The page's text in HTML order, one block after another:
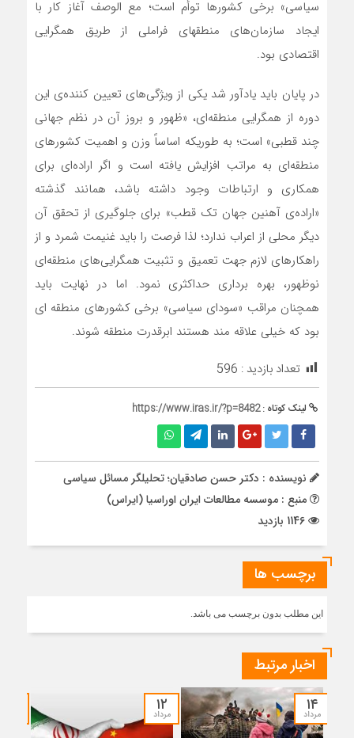
سیاسی» برخی کشورها توأم است؛ مع الوصف آغاز کار با
ایجاد سازمان‌های منطقه‏ای فراملی از طریق همگرایی
اقتصادی بود.
در پایان باید یادآور شد یکی از ویژگی‌های تعیین کننده‏‌ی‏ این
دوره از همگرایی منطقه‏‌ای، «ظهور و بروز آن در نظم جهانی
چند قطبی» است؛ به طوریکه اساساً وزن و اهمیت کشورهای
منطقه‌‏ای به مراتب افزایش یافته است و اگر اراده‏‌ای برای
همکاری و ارتباطات وجود داشته باشد، همانند گذشته
«اراده‏‌ی آهنین جهان تک‏ قطب» برای جلوگیری از تحقق آن
دیگر محلی از اعراب ندارد؛ لذا فرصت را باید غنیمت شمرد و از
راه‏کارهای لازم جهت تعمیق و تثبیت همگرایی‌های منطقه‏‌ای
نوظهور، بهره برداری حداکثری نمود. اما در نهایت باید
همچنان مراقب «سودای سیاسی» برخی کشورهای منطقه ای
بود که خیلی علاقه مند هستند ابرقدرت منطقه شوند.
تعداد بازدید : 596
لینک کوتاه :https://www.iras.ir/?p=8482
نویسنده : دکتر حسن صادقیان؛ تحلیلگر مسائل سیاسی
منبع : موسسه مطالعات ایران اوراسیا (ایراس)
برچسب ها
این مطلب بدون برچسب می باشد.
اخبار مرتبط
۱۴
مرداد ۱۲
مرداد